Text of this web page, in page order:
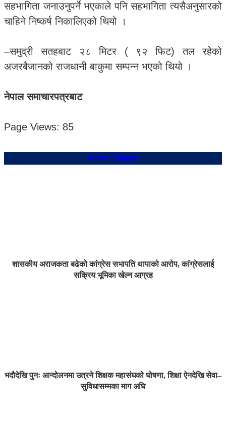
सहभागिता जनाउनुपर्ने भएकाले पनि सहभागिता त्यसैअनुसारको
चाहिने निष्कर्ष निकालिएको थियो ।
–समुद्री सतहबाट २८ मिटर ( ९२ फिट) तल रहेको
अजरबैजानको राजधानी बाकुमा सम्पन्न भएको थियो ।
नेपाल समाचारपत्रबाट
Page Views: 85
संबन्धित शिर्षकहरु
शासकीय अराजकता बढेको कांग्रेस सभापति थापाको आरोप, कांग्रेसलाई
सक्रिय भूमिका खेल्न आग्रह
भदौदेखि पुनः आन्दोलनमा उत्रने शिक्षक महासंघको घोषणा, शिक्षा ऐनदेखि सेवा–
सुविधासम्मका माग अघि